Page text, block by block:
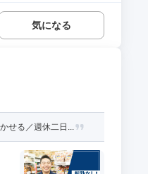
気になる
せる／週休二日...